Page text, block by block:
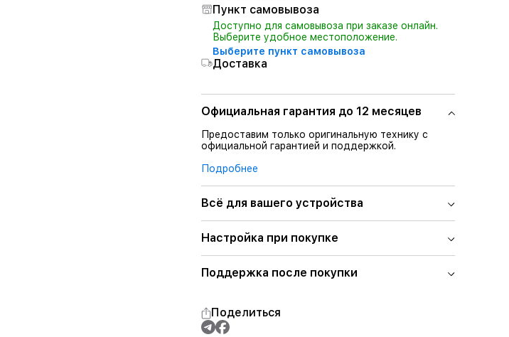
Пункт самовывоза
Доступно для самовывоза при заказе онлайн.
Выберите удобное местоположение.
Выберите пункт самовывоза
Доставка
Официальная гарантия до 12 месяцев
Предоставим только оригинальную технику с
официальной гарантией и поддержкой.
Подробнее
Всё для вашего устройства
Настройка при покупке
Поддержка после покупки
Поделиться